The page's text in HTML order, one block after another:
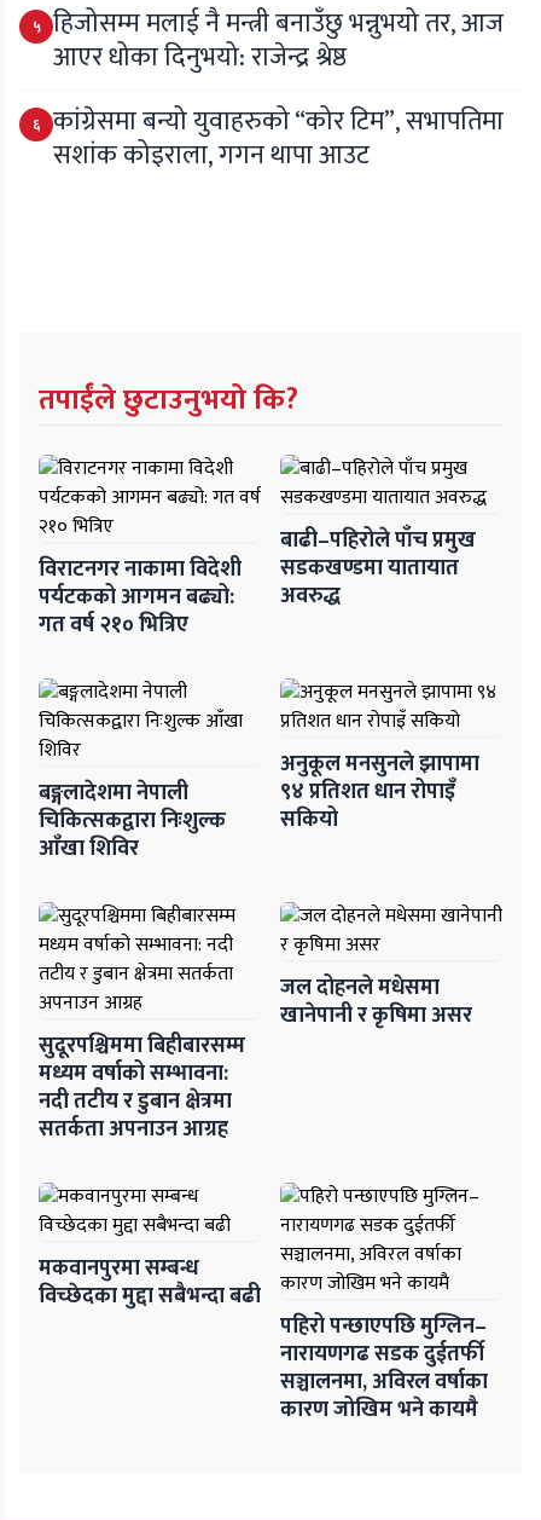
५ हिजोसम्म मलाई नै मन्त्री बनाउँछु भन्नुभयो तर, आज
आएर धोका दिनुभयो: राजेन्द्र श्रेष्ठ
६ कांग्रेसमा बन्यो युवाहरुको “कोर टिम”, सभापतिमा
सशांक कोइराला, गगन थापा आउट
तपाईंले छुटाउनुभयो कि?
विराटनगर नाकामा विदेशी
पर्यटकको आगमन बढ्यो:
गत वर्ष २१० भित्रिए
बाढी–पहिरोले पाँच प्रमुख
सडकखण्डमा यातायात
अवरुद्ध
बङ्गलादेशमा नेपाली
चिकित्सकद्वारा निःशुल्क
आँखा शिविर
अनुकूल मनसुनले झापामा
९४ प्रतिशत धान रोपाइँ
सकियो
सुदूरपश्चिममा बिहीबारसम्म
मध्यम वर्षाको सम्भावना:
नदी तटीय र डुबान क्षेत्रमा
सतर्कता अपनाउन आग्रह
जल दोहनले मधेसमा
खानेपानी र कृषिमा असर
मकवानपुरमा सम्बन्ध
विच्छेदका मुद्दा सबैभन्दा बढी
पहिरो पन्छाएपछि मुग्लिन–
नारायणगढ सडक दुईतर्फी
सञ्चालनमा, अविरल वर्षाका
कारण जोखिम भने कायमै